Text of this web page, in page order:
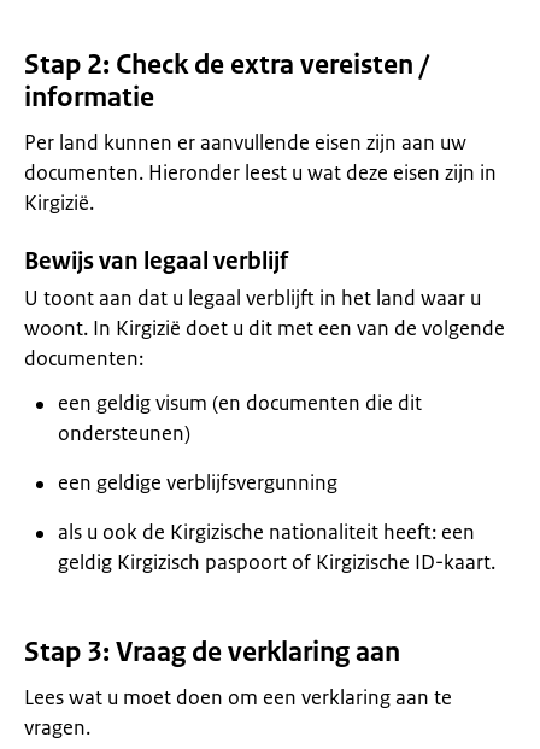
Stap 2: Check de extra vereisten /
informatie
Per land kunnen er aanvullende eisen zijn aan uw
documenten. Hieronder leest u wat deze eisen zijn in
Kirgizië.
Bewijs van legaal verblijf
U toont aan dat u legaal verblijft in het land waar u
woont. In Kirgizië doet u dit met een van de volgende
documenten:
een geldig visum (en documenten die dit
ondersteunen)
een geldige verblijfsvergunning
als u ook de Kirgizische nationaliteit heeft: een
geldig Kirgizisch paspoort of Kirgizische ID-kaart.
Stap 3: Vraag de verklaring aan
Lees wat u moet doen om een verklaring aan te
vragen.